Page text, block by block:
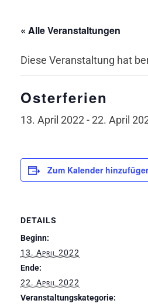
« Alle Veranstaltungen
Diese Veranstaltung hat
Osterferien
13. April 2022- 22. April
Zum Kalender
DETAILS
Beginn:
13. April 2022
Ende:
22. April 2022
Veranstaltungskategorie: